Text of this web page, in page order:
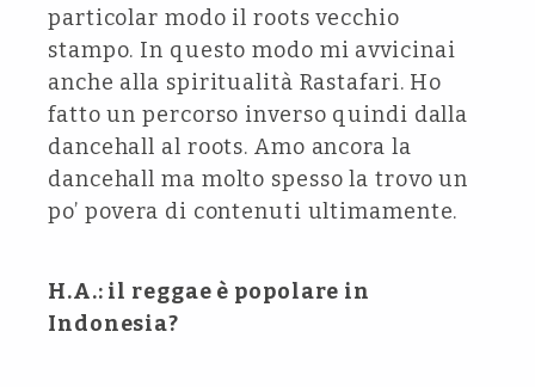
particolar modo il roots vecchio
stampo. In questo modo mi avvicinai
anche alla spiritualità Rastafari. Ho
fatto un percorso inverso quindi dalla
dancehall al roots. Amo ancora la
dancehall ma molto spesso la trovo un
po’ povera di contenuti ultimamente.
H.A.: il reggae è popolare in
Indonesia?